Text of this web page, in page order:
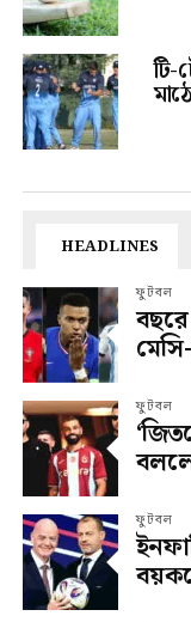
টি-
HEADLINES
ফুটবল
ফুটবল
ফুটবল